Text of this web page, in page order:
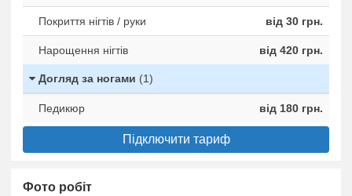
Покриття нігтів / руки від 30 грн.
Нарощення нігтів від 420 грн.
Догляд за ногами (1)
Педикюр від 180 грн.
Підключити тариф
Фото робіт